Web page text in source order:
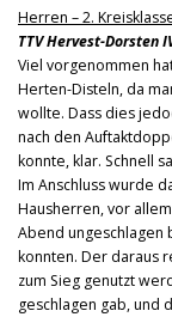
Herren – 2.
TTV Hervest-Dorsten
Viel vorgenommen
Herten-Disteln, da
wollte. Dass dies
nach den
konnte, klar. Schnell
Im Anschluss wurde
Hausherren, vor
Abend ungeschlagen
konnten. Der daraus
zum Sieg genutzt
geschlagen gab, und